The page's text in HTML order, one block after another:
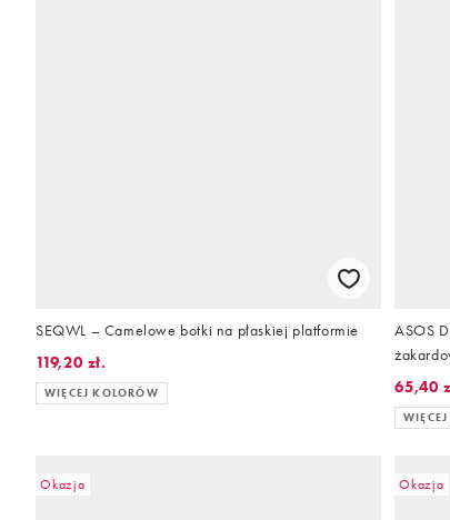
SEQWL – Camelowe botki na płaskiej platformie
119,20 zł.
WIĘCEJ KOLORÓW
ASOS
65,40
Okazja Okazja